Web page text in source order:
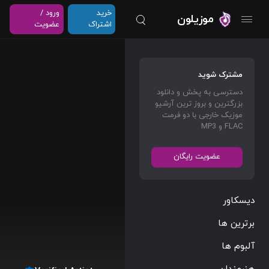
موزیلون
خرید
اشتراک
ورود /
عضویت
مشترک شوید
دسترسی به پخش و دانلود
بزرگترین و بروز ترین آرشیو
موزیک خارجی با دو فرمت
FLAC و MP3
عضویت رایگان
دیسکاور
برترین ها
آلبوم ها